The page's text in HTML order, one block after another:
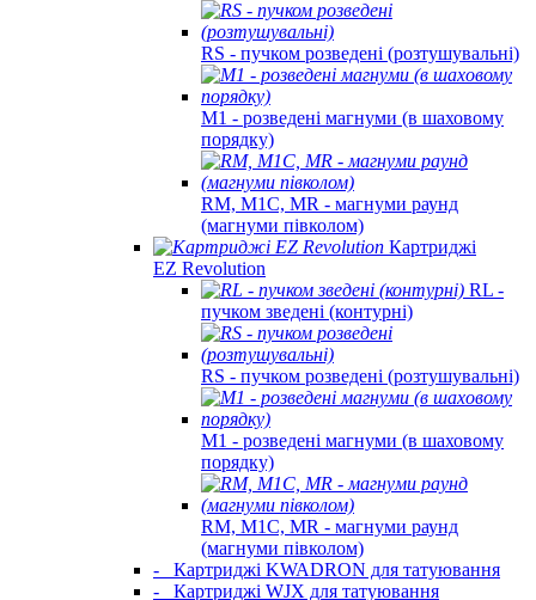
RS - пучком розведені (розтушувальні)
M1 - розведені магнуми (в шаховому
порядку)
RM, M1C, MR - магнуми раунд
(магнуми півколом)
Картриджі
EZ Revolution
RL -
пучком зведені (контурні)
RS - пучком розведені (розтушувальні)
M1 - розведені магнуми (в шаховому
порядку)
RM, M1C, MR - магнуми раунд
(магнуми півколом)
-
Картриджі KWADRON для татуювання
-
Картриджі WJX для татуювання